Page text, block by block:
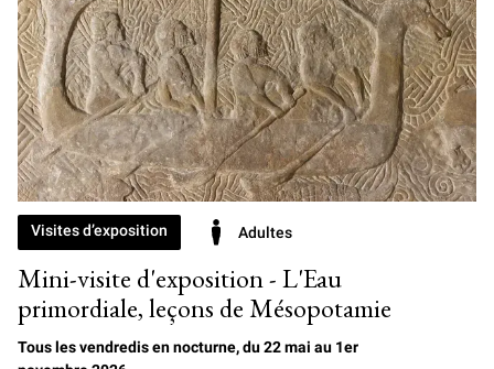
Mini-visite d'exposition - L'Eau
primordiale, leçons de Mésopotamie
Visites d’exposition Adultes
Tous les vendredis en nocturne, du 22 mai au 1er